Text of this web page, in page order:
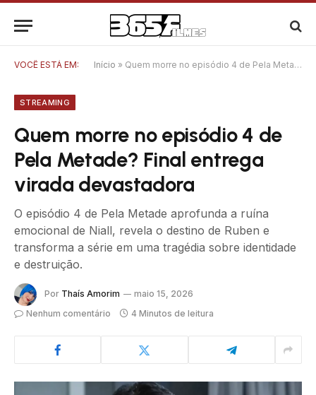
VOCÊ ESTÁ EM: Início » Quem morre no episódio 4 de Pela Metade? Final entrega virada devastadora
STREAMING
Quem morre no episódio 4 de
Pela Metade? Final entrega
virada devastadora
O episódio 4 de Pela Metade aprofunda a ruína
emocional de Niall, revela o destino de Ruben e
transforma a série em uma tragédia sobre identidade
e destruição.
Por Thaís Amorim
maio 15, 2026
Nenhum comentário
4 Minutos de leitura